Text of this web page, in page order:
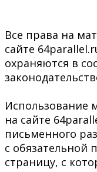
Все права на
сайте
охраняются в
Использование
на сайте
письменного
с обязательной
страницу, с